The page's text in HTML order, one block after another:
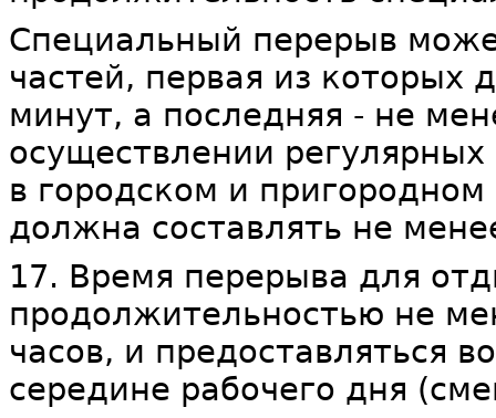
Специальный перерыв
частей, первая из которых
минут, а последняя - не
осуществлении
в городском и
должна составлять не
17. Время перерыва для
продолжительностью не
часов, и предоставляться
середине рабочего дня